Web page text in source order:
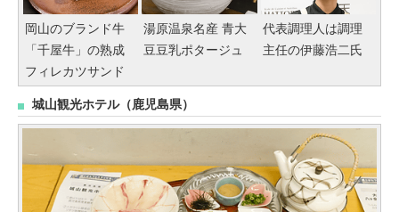
岡山のブランド牛
「千屋牛」の熟成
フィレカツサンド
湯原温泉名産 青大
豆豆乳ポタージュ
代表調理人は調理
主任の伊藤浩二氏
城山観光ホテル（鹿児島県）